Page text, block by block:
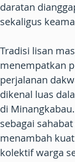
daratan
sekaligus
Tradisi lisan
menempatkan
perjalanan
dikenal luas
di
sebagai
menambah
kolektif warga